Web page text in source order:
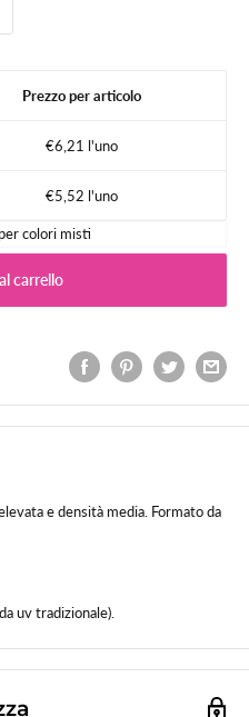
Prezzo per articolo
€6,21 l'uno
€5,52 l'uno
colori misti
carrello
e densità media. Formato da
uv tradizionale).